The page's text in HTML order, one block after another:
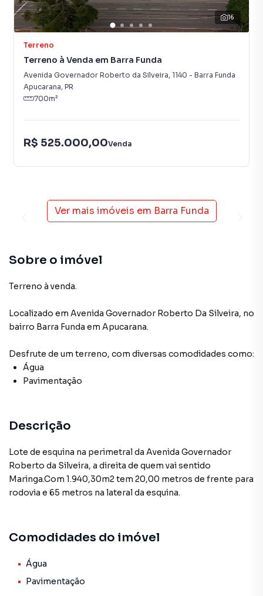
16
Terreno
Terreno à Venda em Barra Funda
Avenida Governador Roberto da Silveira, 1140 - Barra Funda
Apucarana, PR
700m²
R$ 525.000,00Venda
Ver mais imóveis em Barra Funda
Sobre o imóvel
Terreno à venda.
Localizado em Avenida Governador Roberto Da Silveira, no
bairro Barra Funda em Apucarana.
Desfrute de um terreno, com diversas comodidades como:
Água
Pavimentação
Descrição
Lote de esquina na perimetral da Avenida Governador
Roberto da Silveira, a direita de quem vai sentido
Maringa.Com 1.940,30m2 tem 20,00 metros de frente para
rodovia e 65 metros na lateral da esquina.
Comodidades do imóvel
Água
Pavimentação